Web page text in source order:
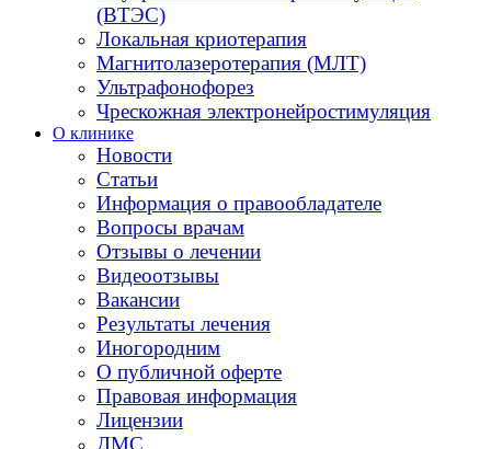
(ВТЭС)
Локальная криотерапия
Магнитолазеротерапия (МЛТ)
Ультрафонофорез
Чрескожная электронейростимуляция
О клинике
Новости
Статьи
Информация о правообладателе
Вопросы врачам
Отзывы о лечении
Видеоотзывы
Вакансии
Результаты лечения
Иногородним
О публичной оферте
Правовая информация
Лицензии
ДМС